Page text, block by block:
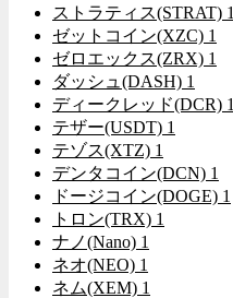
ストラティス(STRAT) 1
ゼットコイン(XZC) 1
ゼロエックス(ZRX) 1
ダッシュ(DASH) 1
ディークレッド(DCR) 1
テザー(USDT) 1
テゾス(XTZ) 1
デンタコイン(DCN) 1
ドージコイン(DOGE) 1
トロン(TRX) 1
ナノ(Nano) 1
ネオ(NEO) 1
ネム(XEM) 1